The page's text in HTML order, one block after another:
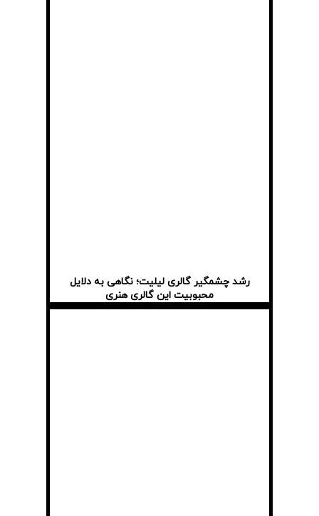
رشد چشمگیر گالری لیلیت؛ نگاهی به دلایل
محبوبیت این گالری هنری